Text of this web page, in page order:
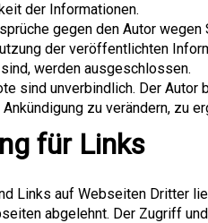
der Informationen.
gegen den Autor
der veröffentlichten
werden ausgeschlossen.
sind unverbindlich. Der
zu verändern, zu
für Links
Links auf Webseiten Dritter
abgelehnt. Der Zugriff